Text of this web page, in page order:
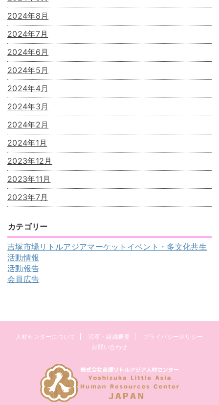
2024年8月
2024年7月
2024年6月
2024年5月
2024年4月
2024年3月
2024年2月
2024年1月
2023年12月
2023年11月
2023年7月
カテゴリー
吉塚市場リトルアジアマーケットイベント・多文化共生
活動情報
活動報告
会員広告
人材センターについて 沿革・組織概要
プライバシーポリシー
お問い合わせ